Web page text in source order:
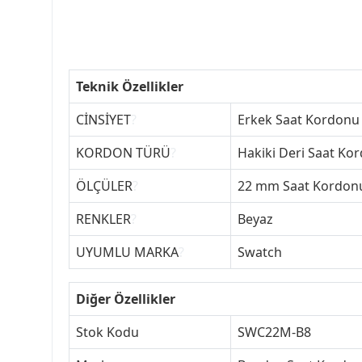
Teknik Özellikler
CİNSİYET
Erkek Saat Kordonu
KORDON TÜRÜ
Hakiki Deri Saat
ÖLÇÜLER
22 mm Saat
RENKLER
Beyaz
UYUMLU MARKA
Swatch
Diğer Özellikler
Stok Kodu
SWC22M-B8